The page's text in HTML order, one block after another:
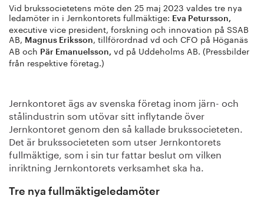
Vid brukssocietetens möte den 25 maj 2023 valdes tre nya
ledamöter in i Jernkontorets fullmäktige: Eva Petursson,
executive vice president, forskning och innovation på SSAB
AB, Magnus Eriksson, tillförordnad vd och CFO på Höganäs
AB och Pär Emanuelsson, vd på Uddeholms AB. (Pressbilder
från respektive företag.)
Jernkontoret ägs av svenska företag inom järn- och
stålindustrin som utövar sitt inflytande över
Jernkontoret genom den så kallade brukssocieteten.
Det är brukssocieteten som utser Jernkontorets
fullmäktige, som i sin tur fattar beslut om vilken
inriktning Jernkontorets verksamhet ska ha.
Tre nya fullmäktigeledamöter